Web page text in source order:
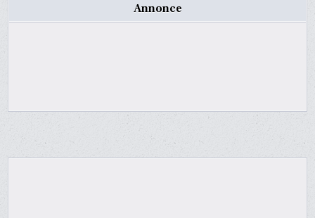
Annonce